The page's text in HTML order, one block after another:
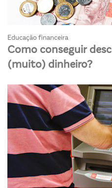
Educação financeira
Como conseguir
(muito) dinheiro?